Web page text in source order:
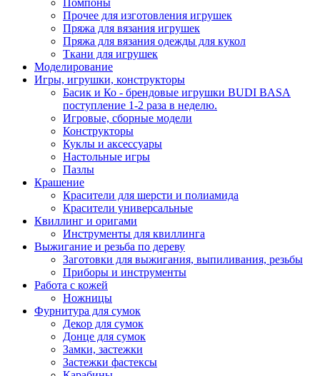
Помпоны
Прочее для изготовления игрушек
Пряжа для вязания игрушек
Пряжа для вязания одежды для кукол
Ткани для игрушек
Моделирование
Игры, игрушки, конструкторы
Басик и Ко - брендовые игрушки BUDI BASA
поступление 1-2 раза в неделю.
Игровые, сборные модели
Конструкторы
Куклы и аксессуары
Настольные игры
Пазлы
Крашение
Красители для шерсти и полиамида
Красители универсальные
Квиллинг и оригами
Инструменты для квиллинга
Выжигание и резьба по дереву
Заготовки для выжигания, выпиливания, резьбы
Приборы и инструменты
Работа с кожей
Ножницы
Фурнитура для сумок
Декор для сумок
Донце для сумок
Замки, застежки
Застежки фастексы